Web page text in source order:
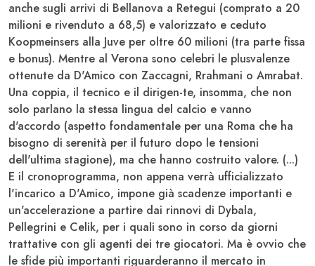
anche sugli arrivi di Bellanova a Retegui (comprato a 20
milioni e rivenduto a 68,5) e valorizzato e ceduto
Koopmeinsers alla Juve per oltre 60 milioni (tra parte fissa
e bonus). Mentre al Verona sono celebri le plusvalenze
ottenute da D'Amico con Zaccagni, Rrahmani o Amrabat.
Una coppia, il tecnico e il dirigen-te, insomma, che non
solo parlano la stessa lingua del calcio e vanno
d'accordo (aspetto fondamentale per una Roma che ha
bisogno di serenità per il futuro dopo le tensioni
dell'ultima stagione), ma che hanno costruito valore. (...)
E il cronoprogramma, non appena verrà ufficializzato
l'incarico a D'Amico, impone già scadenze importanti e
un'accelerazione a partire dai rinnovi di Dybala,
Pellegrini e Celik, per i quali sono in corso da giorni
trattative con gli agenti dei tre giocatori. Ma è ovvio che
le sfide più importanti riguarderanno il mercato in